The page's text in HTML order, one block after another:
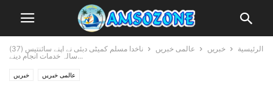
الرئيسية خبریں عالمی خبریں
ناخدا مسلم کمیٹی دبئی نے اپنے سائنتیس (37)
سالہ خدمات انجام دینے...
خبریں عالمی خبریں